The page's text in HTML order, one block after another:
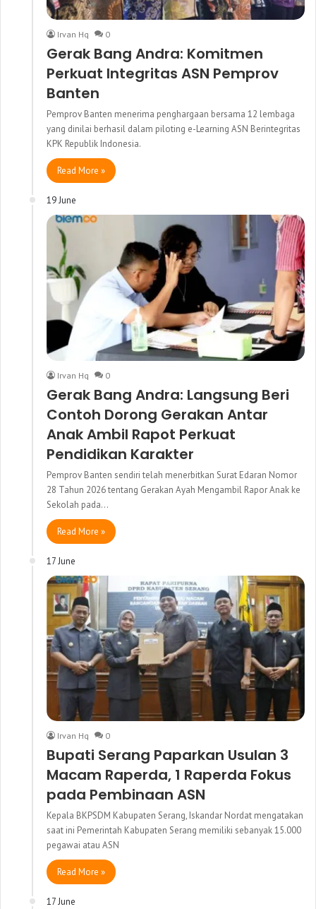
Irvan Hq 0
Gerak Bang Andra: Komitmen
Perkuat Integritas ASN Pemprov
Banten
Pemprov Banten menerima penghargaan bersama 12 lembaga
yang dinilai berhasil dalam piloting e-Learning ASN Berintegritas
KPK Republik Indonesia.
Read More »
19 June
Irvan Hq 0
Gerak Bang Andra: Langsung Beri
Contoh Dorong Gerakan Antar
Anak Ambil Rapot Perkuat
Pendidikan Karakter
Pemprov Banten sendiri telah menerbitkan Surat Edaran Nomor
28 Tahun 2026 tentang Gerakan Ayah Mengambil Rapor Anak ke
Sekolah pada…
Read More »
17 June
Irvan Hq 0
Bupati Serang Paparkan Usulan 3
Macam Raperda, 1 Raperda Fokus
pada Pembinaan ASN
Kepala BKPSDM Kabupaten Serang, Iskandar Nordat mengatakan
saat ini Pemerintah Kabupaten Serang memiliki sebanyak 15.000
pegawai atau ASN
Read More »
17 June